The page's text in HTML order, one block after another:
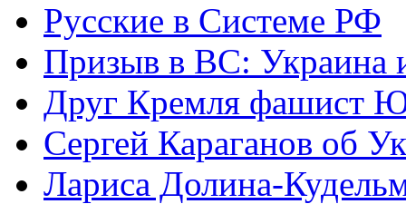
Русские в Системе РФ
Призыв в ВС: Украина
Друг Кремля фашист
Сергей Караганов об
Лариса Долина-